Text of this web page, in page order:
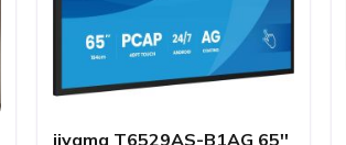
iiyama T6529AS-B1AG 65''